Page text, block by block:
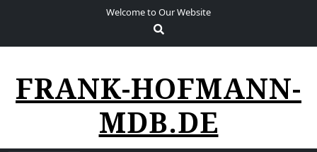
Welcome to Our Website
FRANK-HOFMANN-
MDB.DE